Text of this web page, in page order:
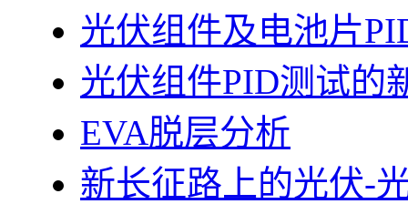
光伏组件及电池片
光伏组件PID测试的
EVA脱层分析
新长征路上的光伏-